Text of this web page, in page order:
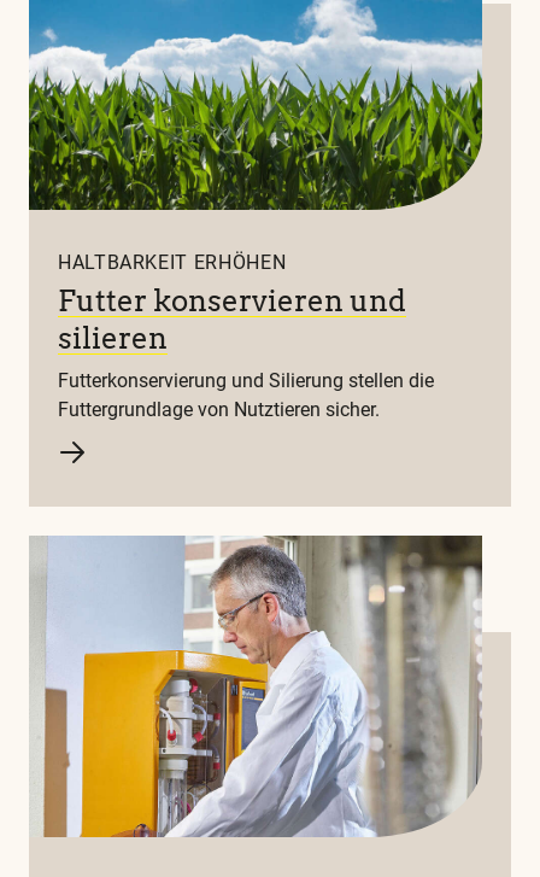
HALTBARKEIT ERHÖHEN
Futter konservieren und
silieren
Futterkonservierung und Silierung stellen die
Futtergrundlage von Nutztieren sicher.